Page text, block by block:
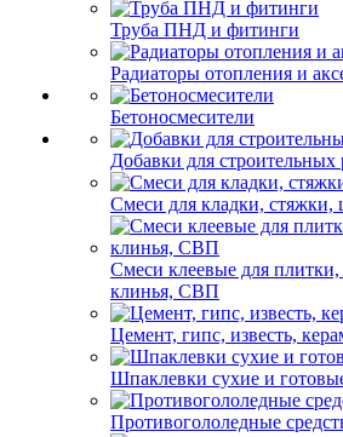
Труба ПНД и фитинги
Радиаторы отопления и
Бетоносмесители
Добавки для строительных
Смеси для кладки, стяжки,
Смеси клеевые для плитки,
клинья, СВП
Цемент, гипс, известь,
Шпаклевки сухие и
Противогололедные